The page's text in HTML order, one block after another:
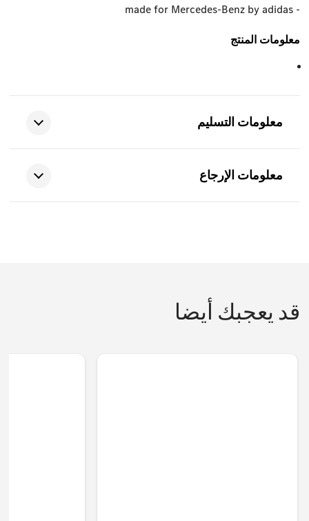
- made for Mercedes-Benz by adidas
معلومات المنتج
معلومات التسليم
معلومات الإرجاع
قد يعجبك أيضا